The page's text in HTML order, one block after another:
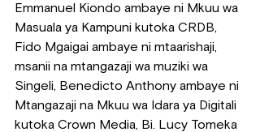
Emmanuel Kiondo ambaye ni Mkuu wa
Masuala ya Kampuni kutoka CRDB,
Fido Mgaigai ambaye ni mtaarishaji,
msanii na mtangazaji wa muziki wa
Singeli, Benedicto Anthony ambaye ni
Mtangazaji na Mkuu wa Idara ya Digitali
kutoka Crown Media, Bi. Lucy Tomeka